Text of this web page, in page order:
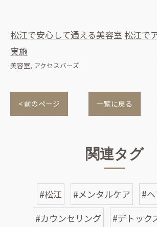
松江で安心して通える美容室 松江で
実施
美容室 アクセスバーズ
< 前のページ 一覧に戻る
関連タグ
#松江 #メンタルケア
#
#カウンセリング
#デトック